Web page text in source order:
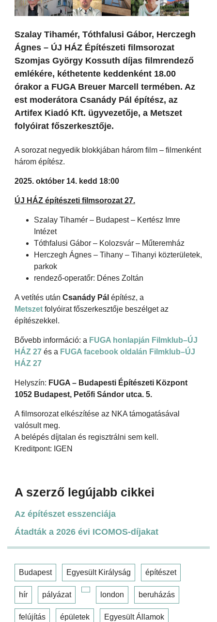
Szalay Tihamér, Tóthfalusi Gábor, Herczegh
Ágnes – ÚJ HÁZ Építészeti filmsorozat
Szomjas György Kossuth díjas filmrendező
emlékére, kéthetente keddenként 18.00
órakor a FUGA Breuer Marcell termében. Az
est moderátora Csanády Pál építész, az
Artifex Kiadó Kft. ügyvezetője, a Metszet
folyóirat főszerkesztője.
A sorozat negyedik blokkjában három film – filmenként
három építész.
2025. október 14. kedd 18:00
ÚJ HÁZ építészeti filmsorozat 27.
Szalay Tihamér – Budapest – Kertész Imre
Intézet
Tóthfalusi Gábor – Kolozsvár – Műteremház
Herczegh Ágnes – Tihany – Tihanyi közterületek,
parkok
rendező-operatőr: Dénes Zoltán
A vetítés után Csanády Pál építész, a
Metszet folyóirat főszerkesztője beszélget az
építészekkel.
Bővebb információ: a FUGA honlapján Filmklub–ÚJ
HÁZ 27 és a FUGA facebook oldalán Filmklub–ÚJ
HÁZ 27
Helyszín: FUGA – Budapesti Építészeti Központ
1052 Budapest, Petőfi Sándor utca. 5.
A filmsorozat elkészítése az NKA támogatásával
valósult meg.
A belépés díjtalan és regisztrálni sem kell.
Kreditpont: IGEN
A szerző legújabb cikkei
Az építészet esszenciája
Átadták a 2026 évi ICOMOS-díjakat
Budapest Egyesült Királyság építészet
hír pályázat london beruházás
felújítás épületek Egyesült Államok